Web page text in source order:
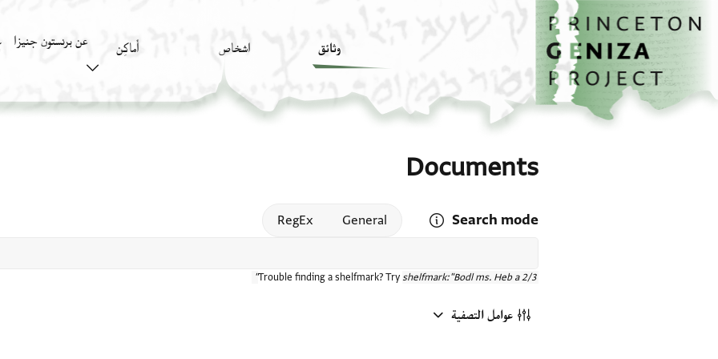
تخطي إلى المحتوى الرئيسي
الصفحة الرئيسية
وثائق اشخاص أَماكِن عن برنستون جنيزا
Documents
Search mode
Open search mode help
General
RegEx
Trouble finding a shelfmark? Try shelfmark:"Bodl ms. Heb a 2/3"
عوامل التصفية